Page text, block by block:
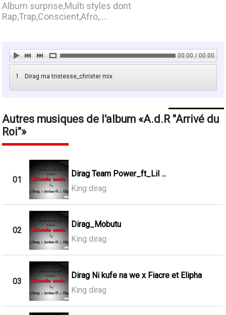
Album surprise,Multi styles dont
Rap,Trap,Conscient,Afro,....
00:00 / 00:00
1 Dirag ma tristesse_christer mix
Autres musiques de l'album
A.d.R "Arrivé du
Roi"
01
Dirag Team Power_ft_Lil ...
King dirag
02
Dirag_Mobutu
King dirag
03
Dirag Ni kufe na we x Fiacre et Elipha
King dirag